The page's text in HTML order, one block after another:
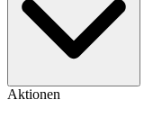
Aktionen